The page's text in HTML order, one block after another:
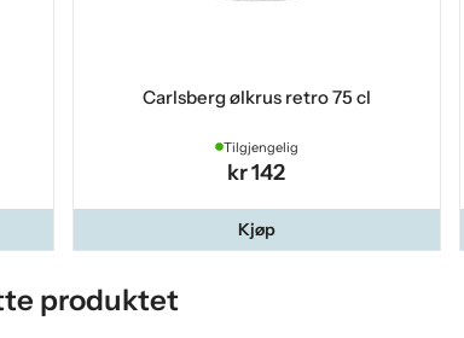
Carlsberg ølkrus retro 75 cl
Tilgjengelig
kr 142
Kjøp
produktet